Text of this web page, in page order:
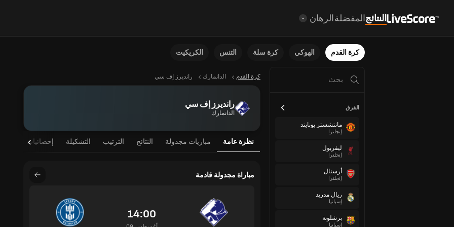
النتائجالمفضلةالرهان
كرة القدم الهوكي كرة سلة التنس الكريكيت
الفرق
مانتشستر يونايتد
إنجلترا
ليفربول
إنجلترا
أرسنال
إنجلترا
ريال مدريد
إسبانيا
برشلونة
إسبانيا
كرة القدم الدانمارك رانديرز إف سي
رانديرز إف سي
الدانمارك
نظرة عامة مباريات مجدولة النتائج الترتيب التشكيلة إحصائيات اللاعب
مباراة مجدولة قادمة
14:00